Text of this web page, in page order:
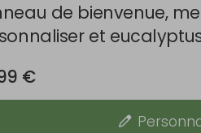
de bienvenue,
et
€